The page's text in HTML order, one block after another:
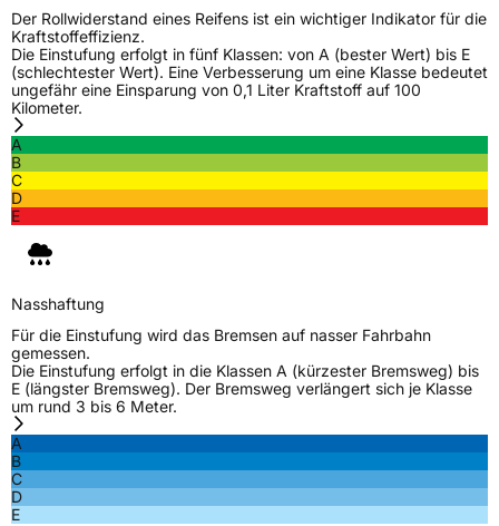
info@lassa.com.tr
Der Rollwiderstand eines Reifens ist ein wichtiger Indikator für die
Kraftstoffeffizienz.
Die Einstufung erfolgt in fünf Klassen: von A (bester Wert) bis E
(schlechtester Wert). Eine Verbesserung um eine Klasse bedeutet
ungefähr eine Einsparung von 0,1 Liter Kraftstoff auf 100
Kilometer.
A
B
C
D
E
Nasshaftung
Für die Einstufung wird das Bremsen auf nasser Fahrbahn
gemessen.
Die Einstufung erfolgt in die Klassen A (kürzester Bremsweg) bis
E (längster Bremsweg). Der Bremsweg verlängert sich je Klasse
um rund 3 bis 6 Meter.
A
B
C
D
E